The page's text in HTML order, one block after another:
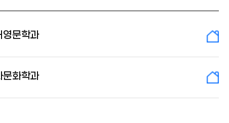
영문학과
문화학과